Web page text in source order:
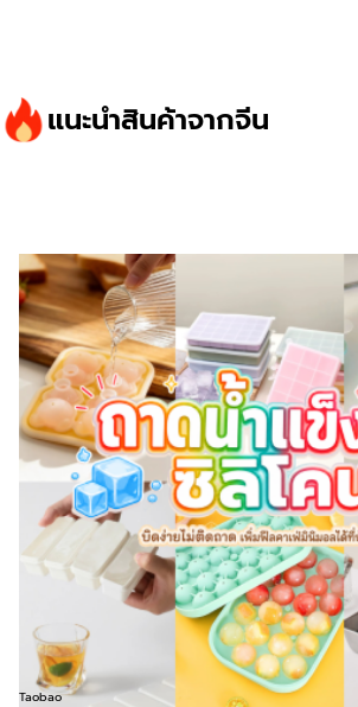
แนะนำสินค้าจากจีน
Taobao